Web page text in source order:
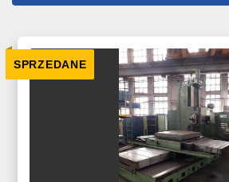
Wszystkie kategorie
Sortuj według
SPRZEDANE